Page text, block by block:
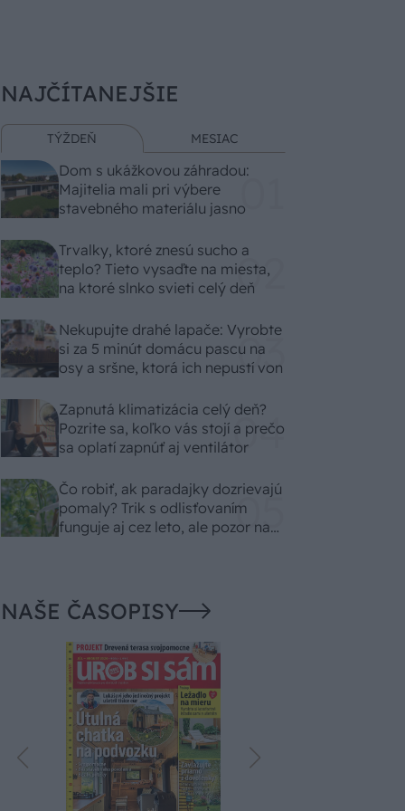
NAJČÍTANEJŠIE
TÝŽDEŇ MESIAC
Dom s ukážkovou záhradou:
Majitelia mali pri výbere
stavebného materiálu jasno
Trvalky, ktoré znesú sucho a
teplo? Tieto vysaďte na miesta,
na ktoré slnko svieti celý deň
Nekupujte drahé lapače: Vyrobte
si za 5 minút domácu pascu na
osy a sršne, ktorá ich nepustí von
Zapnutá klimatizácia celý deň?
Pozrite sa, koľko vás stojí a prečo
sa oplatí zapnúť aj ventilátor
Čo robiť, ak paradajky dozrievajú
pomaly? Trik s odlisťovaním
funguje aj cez leto, ale pozor na
NAŠE ČASOPISY